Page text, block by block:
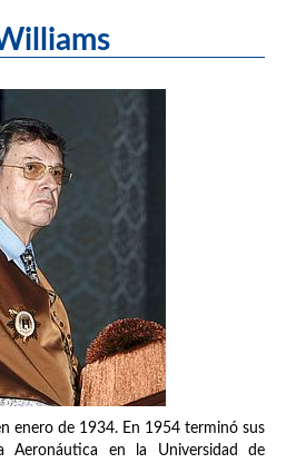
enero de 1934. En 1954 terminó sus
Aeronáutica en la Universidad de